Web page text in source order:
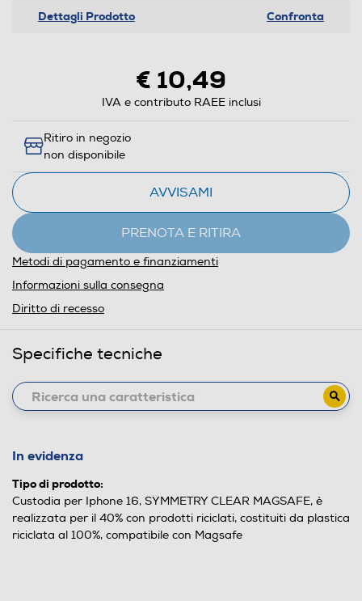
Dettagli Prodotto Confronta
€ 10,49
IVA e contributo RAEE inclusi
Ritiro in negozio
non disponibile
AVVISAMI
PRENOTA E RITIRA
Metodi di pagamento e finanziamenti
Informazioni sulla consegna
Diritto di recesso
Specifiche tecniche
In evidenza
Tipo di prodotto:
Custodia per Iphone 16, SYMMETRY CLEAR MAGSAFE, è
realizzata per il 40% con prodotti riciclati, costituiti da plastica
riciclata al 100%, compatibile con Magsafe